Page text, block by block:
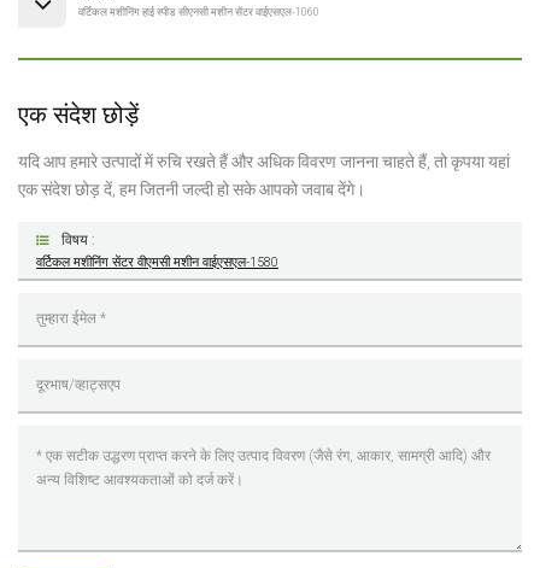
वर्टिकल मशीनिंग हाई स्पीड सीएनसी मशीन सेंटर वाईएसएल-1060
एक संदेश छोड़ें
यदि आप हमारे उत्पादों में रुचि रखते हैं और अधिक विवरण जानना चाहते हैं, तो कृपया यहां
एक संदेश छोड़ दें, हम जितनी जल्दी हो सके आपको जवाब देंगे।
विषय :
वर्टिकल मशीनिंग सेंटर वीएमसी मशीन वाईएसएल-1580